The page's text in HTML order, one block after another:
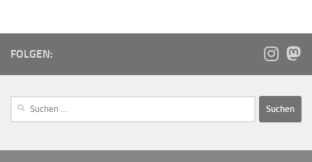
FOLGEN: